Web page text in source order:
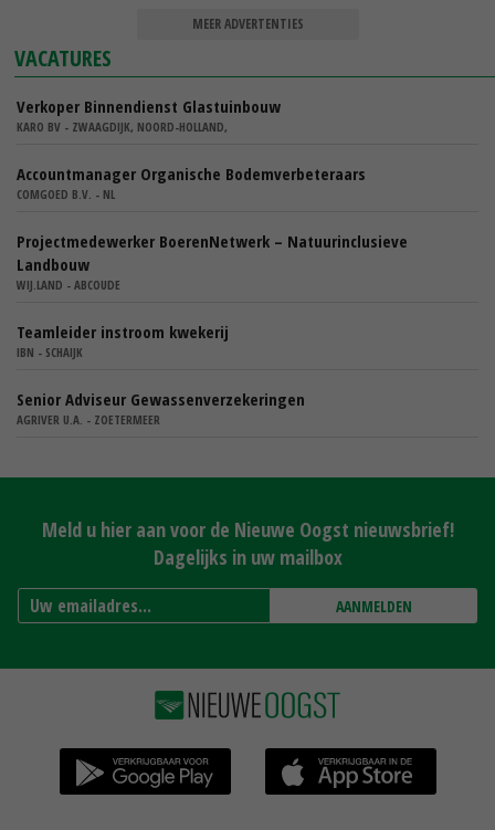
MEER ADVERTENTIES
VACATURES
Verkoper Binnendienst Glastuinbouw
KARO BV - ZWAAGDIJK, NOORD-HOLLAND,
Accountmanager Organische Bodemverbeteraars
COMGOED B.V. - NL
Projectmedewerker BoerenNetwerk – Natuurinclusieve
Landbouw
WIJ.LAND - ABCOUDE
Teamleider instroom kwekerij
IBN - SCHAIJK
Senior Adviseur Gewassenverzekeringen
AGRIVER U.A. - ZOETERMEER
Meld u hier aan voor de Nieuwe Oogst nieuwsbrief!
Dagelijks in uw mailbox
AANMELDEN